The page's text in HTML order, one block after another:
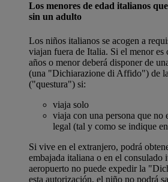
Los menores de edad italianos
sin un adulto
Los niños italianos se acogen a
viajan fuera de Italia. Si el menor es
años o menor deberá disponer de
(una "Dichiarazione di Affido") de
("questura") si:
viaja solo
viaja con una persona que no
legal (tal y como se indique
Si vive en el extranjero, podrá
embajada italiana o en el
aeropuerto no puede expedir la
esta autorización, el niño no podrá